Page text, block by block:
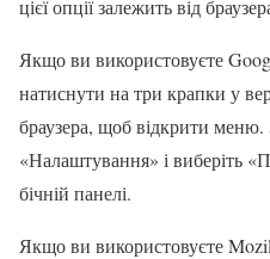
цієї опції залежить від
Якщо ви використовуєте
натиснути на три крапки у
браузера, щоб відкрити меню.
«Налаштування» і виберіть
бічній панелі.
Якщо ви використовуєте